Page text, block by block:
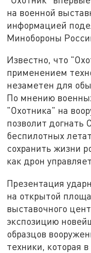
на военной
информацией
Минобороны
Известно, что
применением
незаметен для
По мнению
"Охотника" на
позволит догнать
беспилотных
сохранить жизни
как дрон
Презентация
на открытой
выставочного
экспозицию
образцов
техники, которая